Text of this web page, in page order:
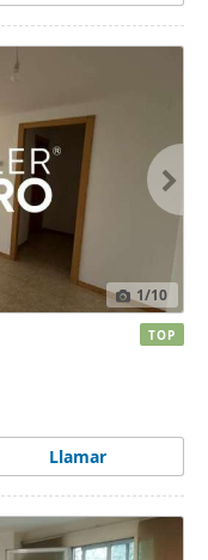
1/10
Llamar
TOP